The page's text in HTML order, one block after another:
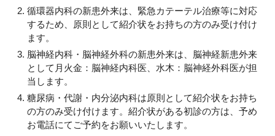
循環器内科の新患外来は、緊急カテーテル治療等に対応
するため、原則として紹介状をお持ちの方のみ受け付け
ます。
脳神経内科・脳神経外科の新患外来は、脳神経新患外来
として月火金：脳神経内科医、水木：脳神経外科医が担
当します。
糖尿病・代謝・内分泌内科は原則として紹介状をお持ち
の方のみ受け付けます。紹介状がある初診の方は、予め
お電話にてご予約をお願いいたします。